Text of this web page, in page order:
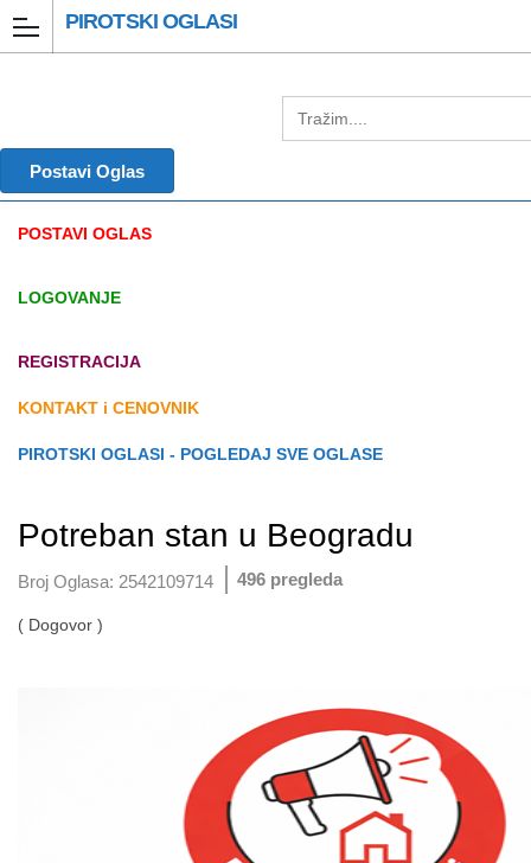
PIROTSKI OGLASI
Postavi Oglas
POSTAVI OGLAS
LOGOVANJE
REGISTRACIJA
KONTAKT i CENOVNIK
PIROTSKI OGLASI - POGLEDAJ SVE OGLASE
Potreban stan u Beogradu
Broj Oglasa: 2542109714 496 pregleda
( Dogovor )